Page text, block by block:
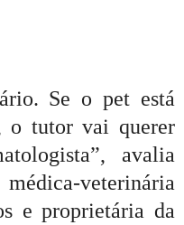
Se o pet está
o tutor vai querer
avalia
veterinária
e proprietária da